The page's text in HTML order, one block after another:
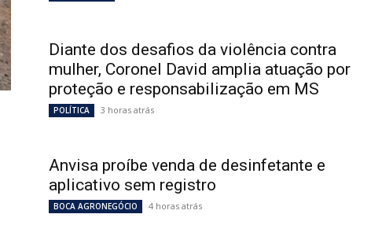
Diante dos desafios da violência contra
mulher, Coronel David amplia atuação por
proteção e responsabilização em MS
POLÍTICA 3 horas atrás
Anvisa proíbe venda de desinfetante e
aplicativo sem registro
BOCA AGRONEGÓCIO 4 horas atrás